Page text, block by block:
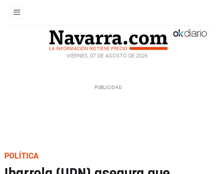
VIERNES, 07 DE AGOSTO DE 2026
POLÍTICA